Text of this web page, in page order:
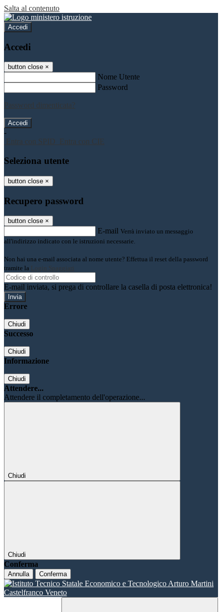
Salta al contenuto
Accedi
Accedi
button close ×
Nome Utente
Password
Password dimenticata?
-
Entra con SPID
Entra con CIE
Seleziona utente
button close ×
Recupero password
button close ×
E-mail Verrà inviato un messaggio
all'indirizzo indicato con le istruzioni necessarie.
Non hai una e-mail associata al nome utente? Effettua il reset della password
tramite la Login Spaggiari
E-mail inviata, si prega di controllare la casella di posta elettronica!
Errore
Chiudi
Successo
Chiudi
Informazione
Chiudi
Attendere...
Attendere il completamento dell'operazione...
Chiudi
Chiudi
Conferma
Annulla Conferma